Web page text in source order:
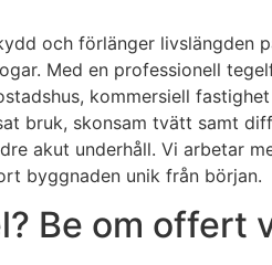
och förlänger livslängden
Med en professionell
kommersiell
bruk, skonsam tvätt samt
akut underhåll. Vi arbetar
byggnaden unik från början.
Be om offert